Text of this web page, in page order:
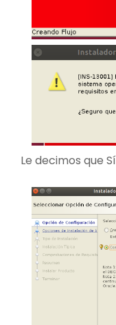
Le decimos que Sí